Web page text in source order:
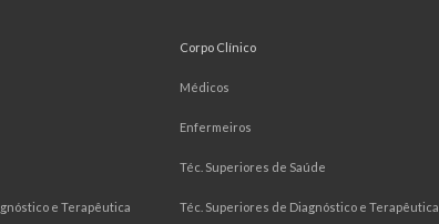
e Terapêutica
Corpo Clínico
Médicos
Enfermeiros
Téc. Superiores de Saúde
Téc. Superiores de Diagnóstico e Terapêutica